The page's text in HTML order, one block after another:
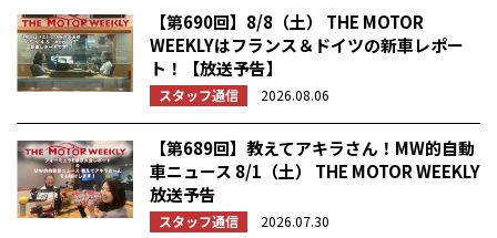
【第690回】8/8（土） THE MOTOR
WEEKLYはフランス＆ドイツの新車レポー
ト！【放送予告】
スタッフ通信 2026.08.06
【第689回】教えてアキラさん！MW的自動
車ニュース 8/1（土） THE MOTOR WEEKLY
放送予告
スタッフ通信 2026.07.30